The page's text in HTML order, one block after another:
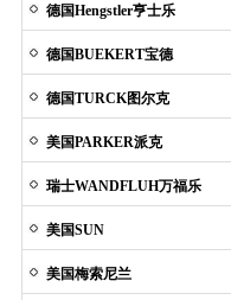
德国Hengstler亨士乐
德国BUEKERT宝德
德国TURCK图尔克
美国PARKER派克
瑞士WANDFLUH万福乐
美国SUN
美国梅索尼兰